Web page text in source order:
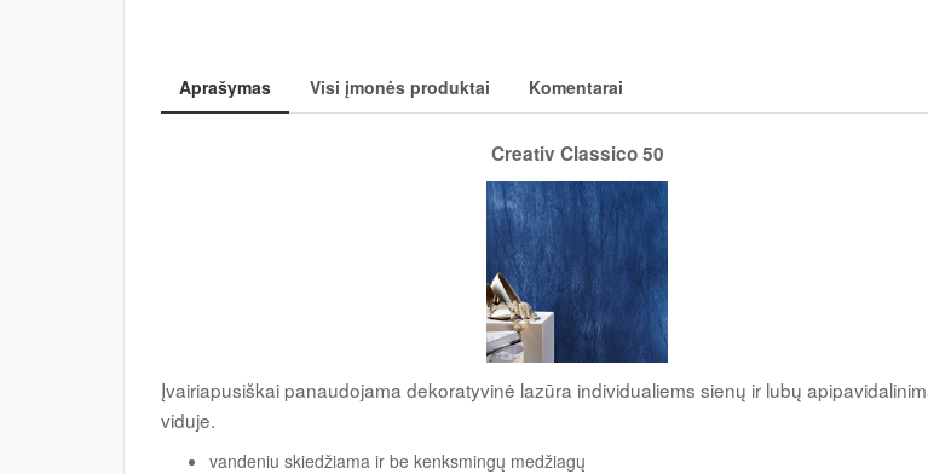
Aprašymas Visi įmonės produktai Komentarai
Creativ Classico 50
Įvairiapusiškai panaudojama dekoratyvinė lazūra individualiems sienų ir lubų
viduje.
vandeniu skiedžiama ir be kenksmingų medžiagų